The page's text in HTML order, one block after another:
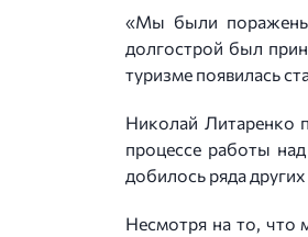
«Мы были поражены
долгострой был
туризме появилась
Николай Литаренко
процессе работы
добилось ряда
Несмотря на то, что